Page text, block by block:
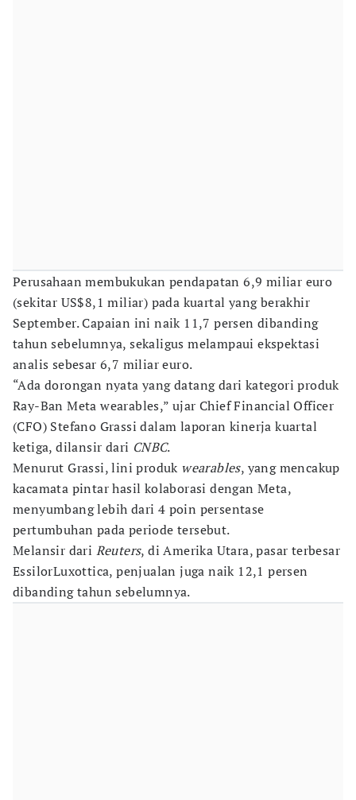
Perusahaan membukukan pendapatan 6,9 miliar euro
(sekitar US$8,1 miliar) pada kuartal yang berakhir
September. Capaian ini naik 11,7 persen dibanding
tahun sebelumnya, sekaligus melampaui ekspektasi
analis sebesar 6,7 miliar euro.
“Ada dorongan nyata yang datang dari kategori produk
Ray-Ban Meta wearables,” ujar Chief Financial Officer
(CFO) Stefano Grassi dalam laporan kinerja kuartal
ketiga, dilansir dari CNBC.
Menurut Grassi, lini produk wearables, yang mencakup
kacamata pintar hasil kolaborasi dengan Meta,
menyumbang lebih dari 4 poin persentase
pertumbuhan pada periode tersebut.
Melansir dari Reuters, di Amerika Utara, pasar terbesar
EssilorLuxottica, penjualan juga naik 12,1 persen
dibanding tahun sebelumnya.